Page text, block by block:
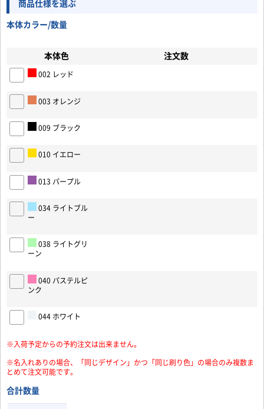
商品仕様を選ぶ
本体カラー/数量
本体色 注文数
002 レッド
003 オレンジ
009 ブラック
010 イエロー
013 パープル
034 ライトブル
ー
038 ライトグリ
ーン
040 パステルピ
ンク
044 ホワイト
※入荷予定からの予約注文は出来ません。
※名入れありの場合、「同じデザイン」かつ「同じ刷り色」の場合のみ複数ま
とめて注文可能です。
合計数量